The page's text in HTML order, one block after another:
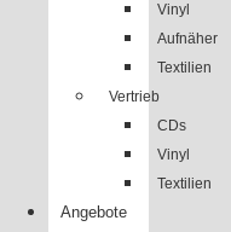
Vinyl
Aufnäher
Textilien
Vertrieb
CDs
Vinyl
Textilien
Angebote